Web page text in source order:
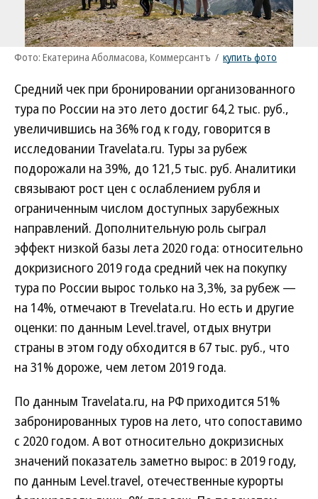
Фото: Екатерина Аболмасова, Коммерсантъ / купить фото
Средний чек при бронировании организованного
тура по России на это лето достиг 64,2 тыс. руб.,
увеличившись на 36% год к году, говорится в
исследовании Travelata.ru. Туры за рубеж
подорожали на 39%, до 121,5 тыс. руб. Аналитики
связывают рост цен с ослаблением рубля и
ограниченным числом доступных зарубежных
направлений. Дополнительную роль сыграл
эффект низкой базы лета 2020 года: относительно
докризисного 2019 года средний чек на покупку
тура по России вырос только на 3,3%, за рубеж —
на 14%, отмечают в Trevelata.ru. Но есть и другие
оценки: по данным Level.travel, отдых внутри
страны в этом году обходится в 67 тыс. руб., что
на 31% дороже, чем летом 2019 года.
По данным Travelata.ru, на РФ приходится 51%
забронированных туров на лето, что сопоставимо
с 2020 годом. А вот относительно докризисных
значений показатель заметно вырос: в 2019 году,
по данным Level.travel, отечественные курорты